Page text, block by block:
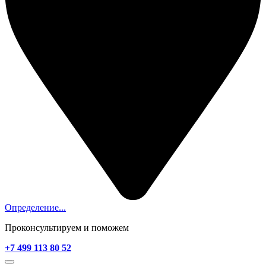
Определение...
Проконсультируем и поможем
+7 499 113 80 52